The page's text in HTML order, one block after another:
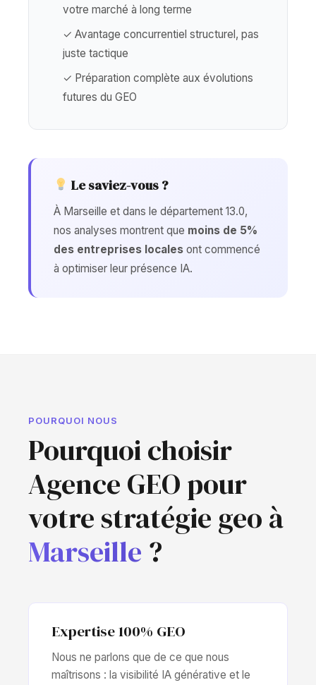
votre marché à long terme
✓ Avantage concurrentiel structurel, pas
juste tactique
✓ Préparation complète aux évolutions
futures du GEO
Le saviez-vous ?
À Marseille et dans le département 13.0,
nos analyses montrent que moins de 5%
des entreprises locales ont commencé
à optimiser leur présence IA.
POURQUOI NOUS
Pourquoi choisir
Agence GEO pour
votre stratégie geo à
Marseille ?
Expertise 100% GEO
Nous ne parlons que de ce que nous
maîtrisons : la visibilité IA générative et le